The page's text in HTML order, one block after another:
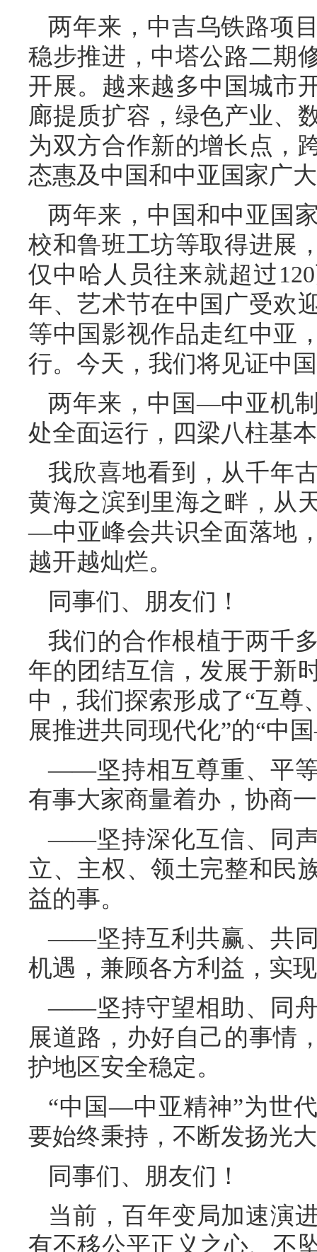
两年来，中吉乌铁路项
稳步推进，中塔公路二期
开展。越来越多中国城市
廊提质扩容，绿色产业、
为双方合作新的增长点，
态惠及中国和中亚国家广
两年来，中国和中亚国
校和鲁班工坊等取得进展
仅中哈人员往来就超过
年、艺术节在中国广受欢
等中国影视作品走红中亚
行。今天，我们将见证中
两年来，中国—中亚机
处全面运行，四梁八柱基
我欣喜地看到，从千年
黄海之滨到里海之畔，从
—中亚峰会共识全面落地
越开越灿烂。
同事们、朋友们！
我们的合作根植于两千
年的团结互信，发展于新
中，我们探索形成了“互
展推进共同现代化”的“中
——坚持相互尊重、平
有事大家商量着办，协商
——坚持深化互信、同
立、主权、领土完整和民
益的事。
——坚持互利共赢、共
机遇，兼顾各方利益，实
——坚持守望相助、同
展道路，办好自己的事情
护地区安全稳定。
“中国—中亚精神”为世
要始终秉持，不断发扬光
同事们、朋友们！
当前，百年变局加速演
有不移公平正义之心、不